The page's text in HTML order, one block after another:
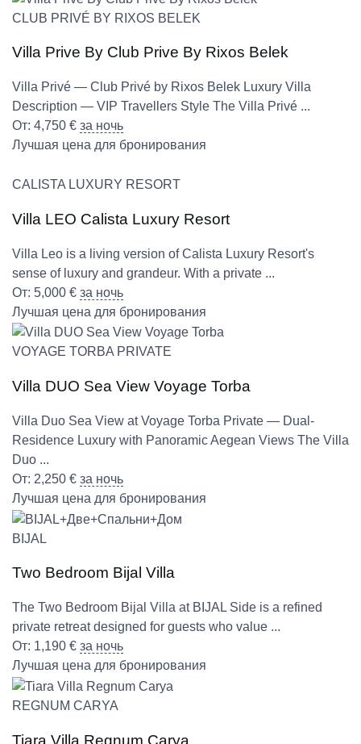
CLUB PRIVÉ BY RIXOS BELEK
Villa Prive By Club Prive By Rixos Belek
Villa Privé — Club Privé by Rixos Belek Luxury Villa
Description — VIP Travellers Style The Villa Privé ...
От: 4,750 € за ночь
Лучшая цена для бронирования
CALISTA LUXURY RESORT
Villa LEO Calista Luxury Resort
Villa Leo is a living version of Calista Luxury Resort's
sense of luxury and grandeur. With a private ...
От: 5,000 € за ночь
Лучшая цена для бронирования
VOYAGE TORBA PRIVATE
Villa DUO Sea View Voyage Torba
Villa Duo Sea View at Voyage Torba Private — Dual-
Residence Luxury with Panoramic Aegean Views The Villa
Duo ...
От: 2,250 € за ночь
Лучшая цена для бронирования
BIJAL
Two Bedroom Bijal Villa
The Two Bedroom Bijal Villa at BIJAL Side is a refined
private retreat designed for guests who value ...
От: 1,190 € за ночь
Лучшая цена для бронирования
REGNUM CARYA
Tiara Villa Regnum Carya